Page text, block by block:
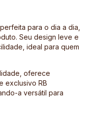
para o dia a dia,
Seu design leve e
ideal para quem
oferece
exclusivo RB
a versátil para